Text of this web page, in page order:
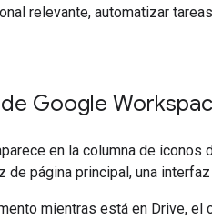
relevante, automatizar
Google
en la columna de
de página principal, una
mientras está en Drive,